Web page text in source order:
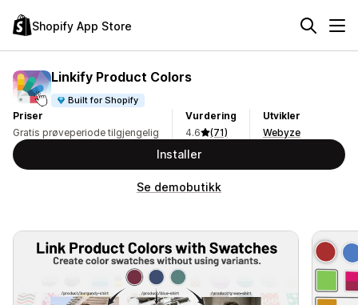
Shopify App Store
Linkify Product Colors
Built for Shopify
Priser
Gratis prøveperiode tilgjengelig
Vurdering
4.6
(71)
Utvikler
Webyze
Installer
Se demobutikk